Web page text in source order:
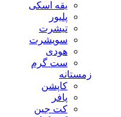
یقه اسکی
پلیور
تیشرت
سویشرت
هودی
ست گرم
زمستانه
کاپشن
پافر
کت جین